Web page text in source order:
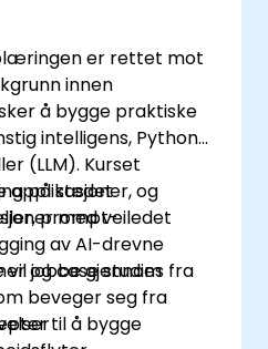
fra data, inkludert trend
er rettet mot
innen
å bygge praktiske
intelligens, Python
(LLM). Kurset
applikasjoner, og
prompt-
av AI-drevne
vil jobbe gjennom
beveger seg fra
til å bygge
på stedet
med veiledet
og case studies fra